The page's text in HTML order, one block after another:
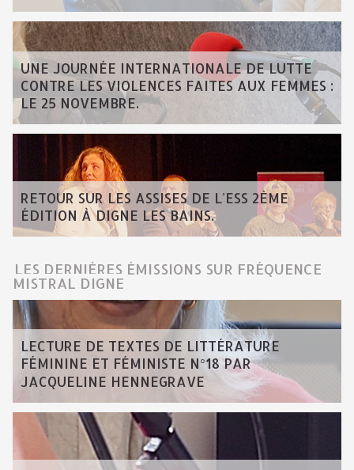
UNE JOURNÉE INTERNATIONALE DE LUTTE
CONTRE LES VIOLENCES FAITES AUX FEMMES :
LE 25 NOVEMBRE.
RETOUR SUR LES ASSISES DE L'ESS 2ÈME
ÉDITION À DIGNE LES BAINS.
LES DERNIÈRES ÉMISSIONS SUR FRÉQUENCE
MISTRAL DIGNE
LECTURE DE TEXTES DE LITTÉRATURE
FÉMININE ET FÉMINISTE N°18 PAR
JACQUELINE HENNEGRAVE